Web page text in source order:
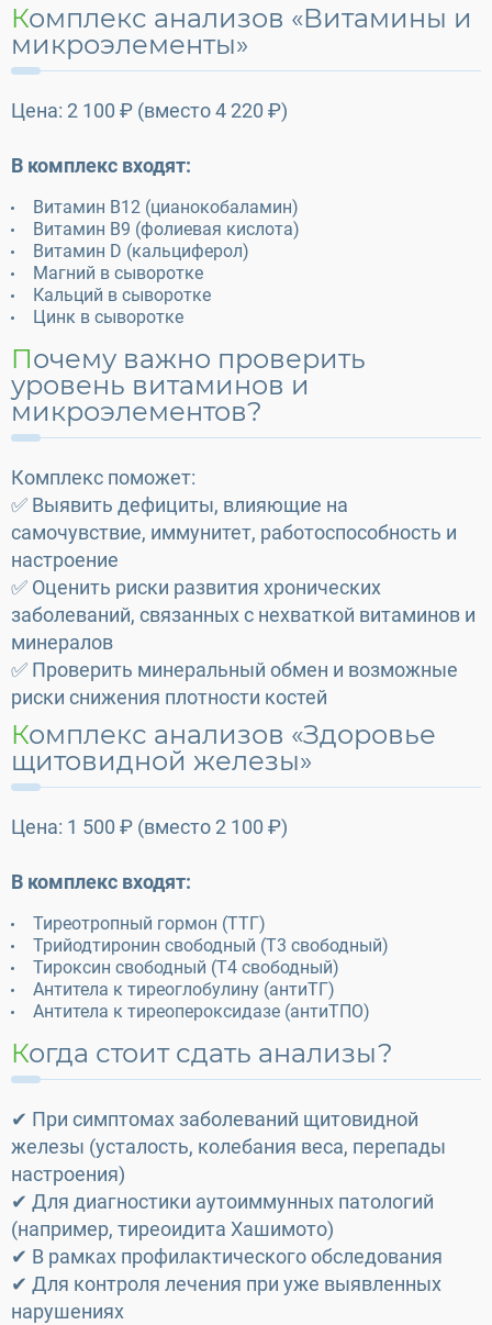
Комплекс анализов «Витамины и
микроэлементы»
Цена: 2 100 ₽ (вместо 4 220 ₽)
В комплекс входят:
Витамин B12 (цианокобаламин)
Витамин B9 (фолиевая кислота)
Витамин D (кальциферол)
Магний в сыворотке
Кальций в сыворотке
Цинк в сыворотке
Почему важно проверить
уровень витаминов и
микроэлементов?
Комплекс поможет:
✅ Выявить дефициты, влияющие на
самочувствие, иммунитет, работоспособность и
настроение
✅ Оценить риски развития хронических
заболеваний, связанных с нехваткой витаминов и
минералов
✅ Проверить минеральный обмен и возможные
риски снижения плотности костей
Комплекс анализов «Здоровье
щитовидной железы»
Цена: 1 500 ₽ (вместо 2 100 ₽)
В комплекс входят:
Тиреотропный гормон (ТТГ)
Трийодтиронин свободный (Т3 свободный)
Тироксин свободный (Т4 свободный)
Антитела к тиреоглобулину (антиТГ)
Антитела к тиреопероксидазе (антиТПО)
Когда стоит сдать анализы?
✔ При симптомах заболеваний щитовидной
железы (усталость, колебания веса, перепады
настроения)
✔ Для диагностики аутоиммунных патологий
(например, тиреоидита Хашимото)
✔ В рамках профилактического обследования
✔ Для контроля лечения при уже выявленных
нарушениях